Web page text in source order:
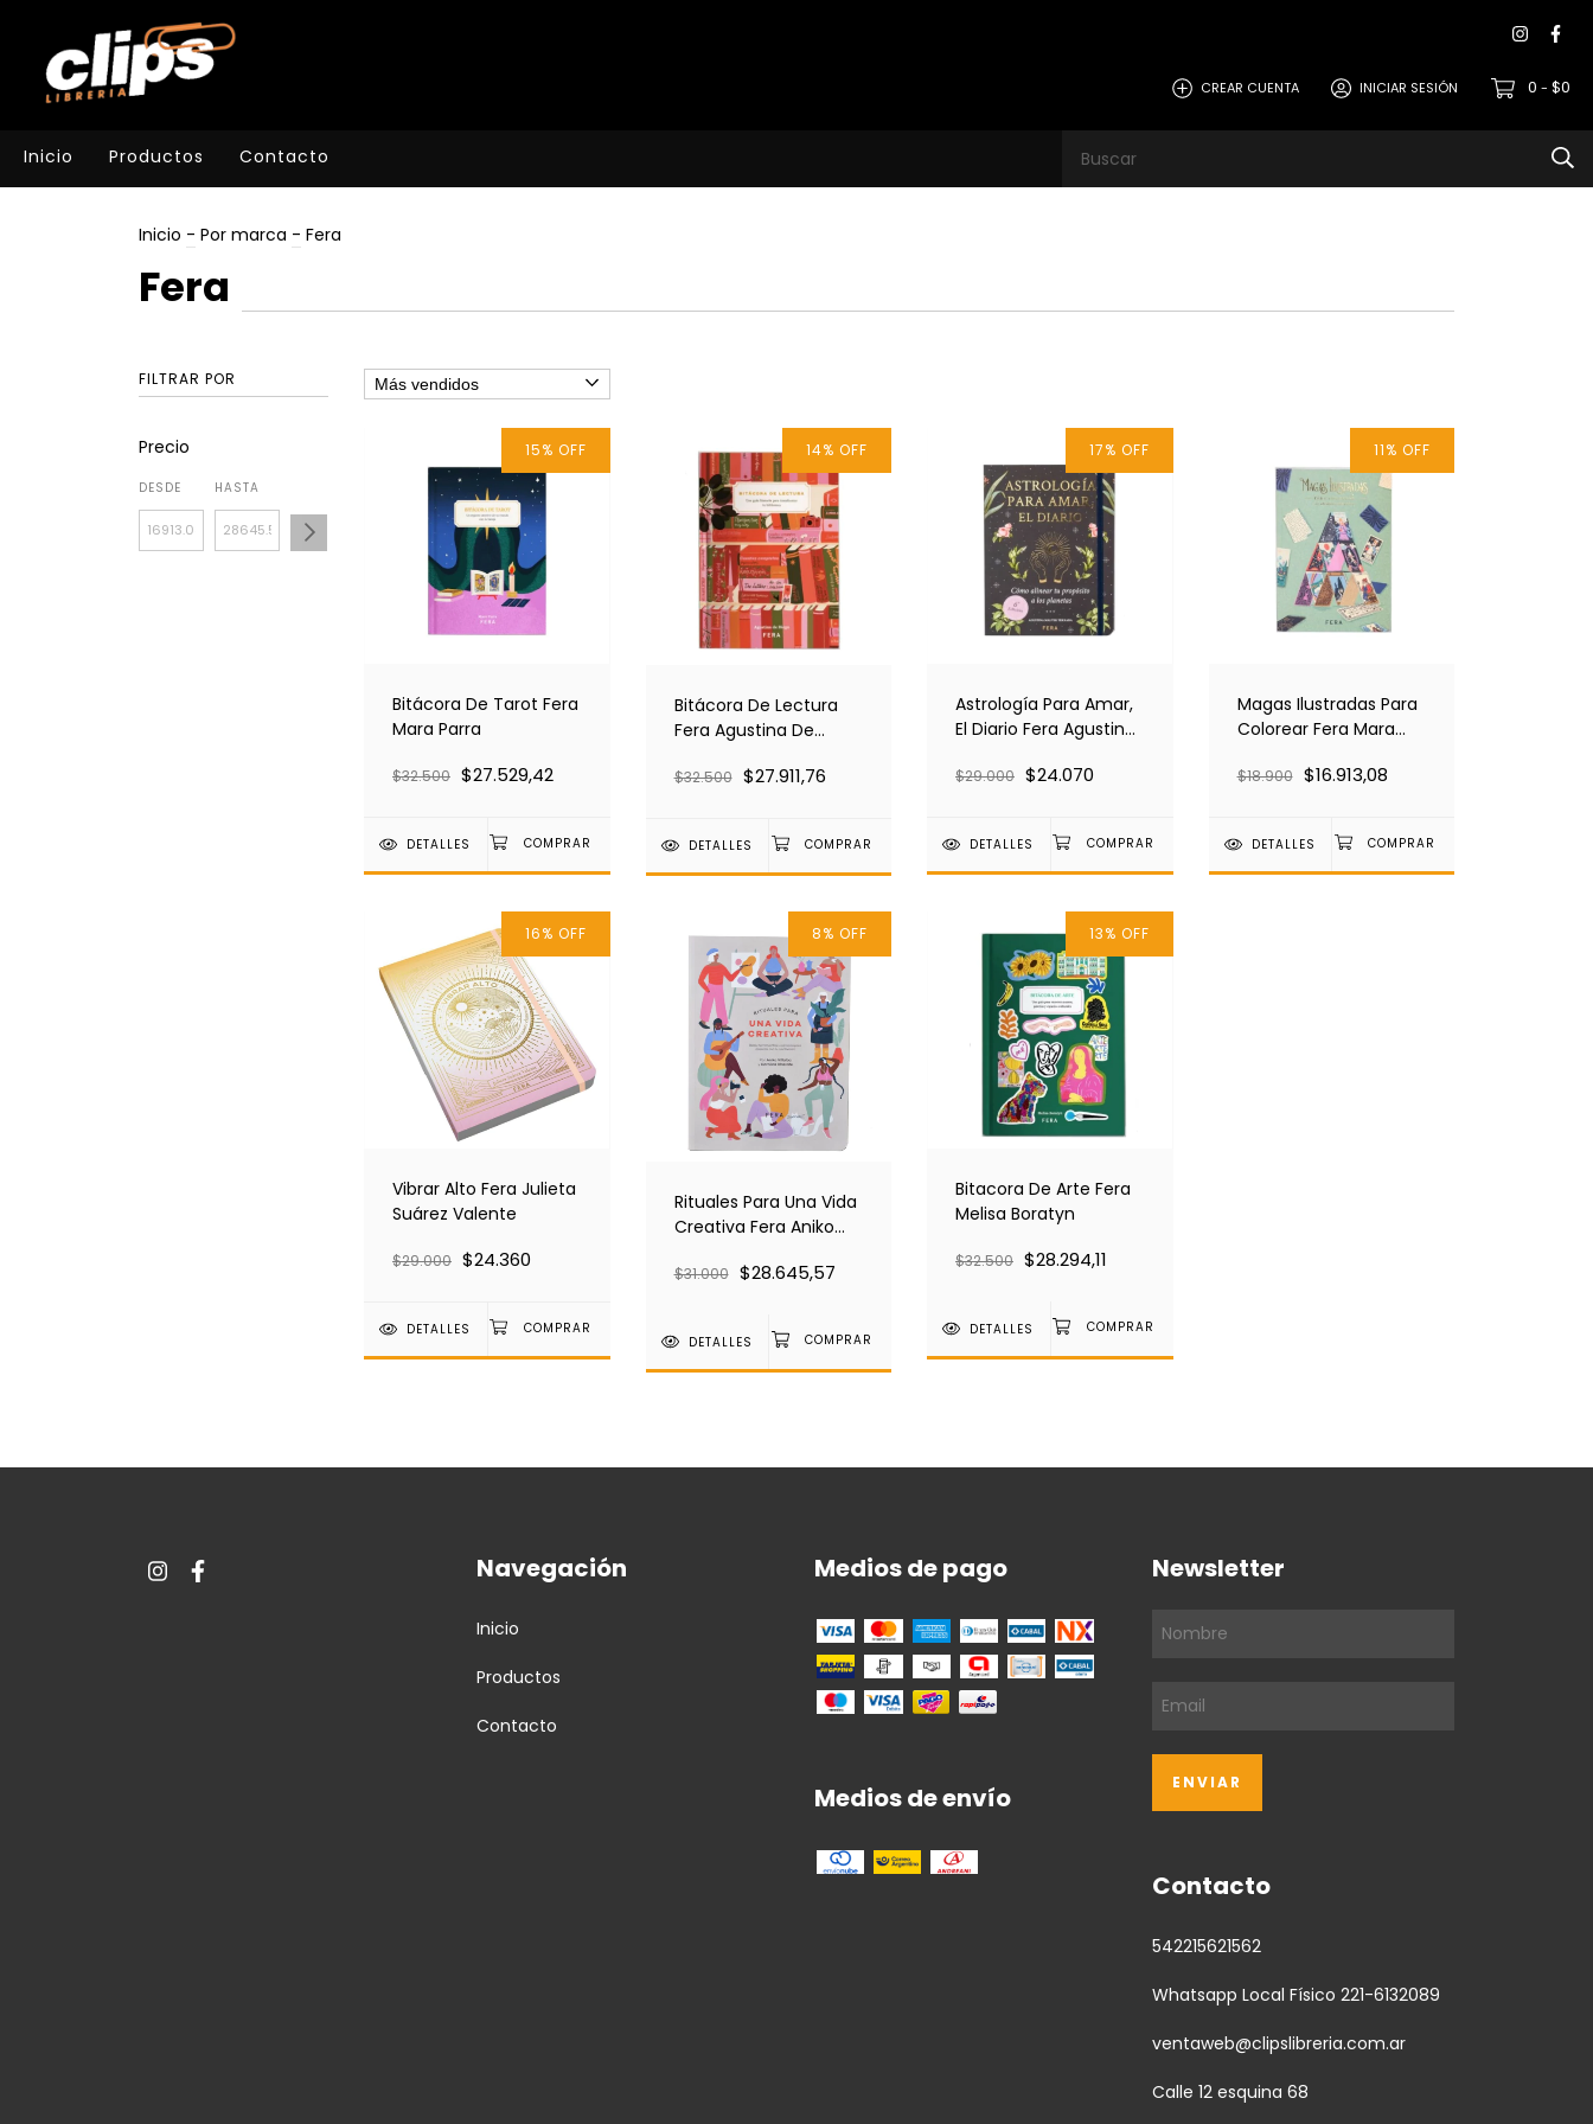
CREAR CUENTA INICIAR SESIÓN 0 - $0
Inicio Productos Contacto
Inicio - Por marca - Fera
Fera
FILTRAR POR
Precio
DESDE HASTA
15% OFF
Bitácora De Tarot Fera
Mara Parra
$32.500 $27.529,42
DETALLES
14% OFF
Bitácora De Lectura
Fera Agustina De
$32.500 $27.911,76
DETALLES
17% OFF
Astrología Para Amar,
El Diario Fera Agustina
$29.000 $24.070
DETALLES
11% OFF
Magas Ilustradas Para
Colorear Fera Mara
Schargorodsky
$18.900 $16.913,08
DETALLES
16% OFF
Vibrar Alto Fera Julieta
Suárez Valente
$29.000 $24.360
DETALLES
8% OFF
Rituales Para Una Vida
Creativa Fera Aniko
$31.000 $28.645,57
DETALLES
13% OFF
Bitacora De Arte Fera
Melisa Boratyn
$32.500 $28.294,11
DETALLES
Navegación
Inicio
Productos
Contacto
Medios de pago
Medios de envío
Newsletter
Contacto
542215621562
Whatsapp Local Físico 221-6132089
ventaweb@clipslibreria.com.ar
Calle 12 esquina 68